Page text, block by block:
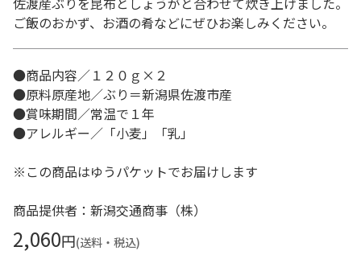
ご飯のおかず、お酒の肴などにぜひお楽しみください。
●商品内容／１２０ｇ×２
●原料原産地／ぶり＝新潟県佐渡市産
●賞味期間／常温で１年
●アレルギー／「小麦」「乳」
※この商品はゆうパケットでお届けします
商品提供者：新潟交通商事（株）
2,060円(送料・税込)